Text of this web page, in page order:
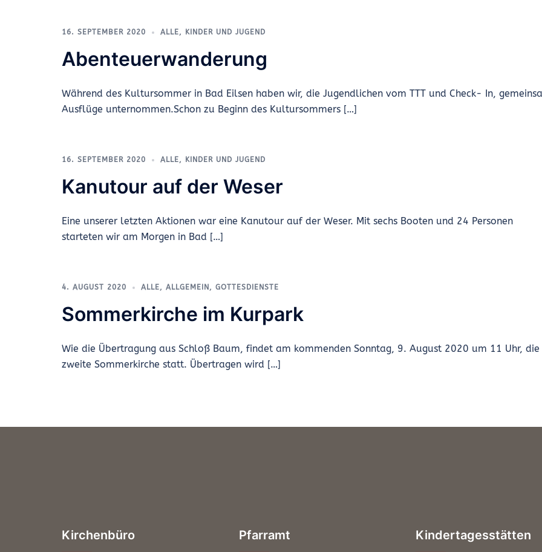
16. SEPTEMBER 2020 ALLE, KINDER UND JUGEND
Abenteuerwanderung
Während des Kultursommer in Bad Eilsen haben wir, die Jugendlichen vom TTT und Check- In,
Ausflüge unternommen.Schon zu Beginn des Kultursommers […]
16. SEPTEMBER 2020 ALLE, KINDER UND JUGEND
Kanutour auf der Weser
Eine unserer letzten Aktionen war eine Kanutour auf der Weser. Mit sechs Booten und 24 Personen
starteten wir am Morgen in Bad […]
4. AUGUST 2020 ALLE, ALLGEMEIN , GOTTESDIENSTE
Sommerkirche im Kurpark
Wie die Übertragung aus Schloß Baum, findet am kommenden Sonntag, 9. August 2020 um 11 Uhr, die
zweite Sommerkirche statt. Übertragen wird […]
Kirchenbüro Pfarramt Kindertagesstätten